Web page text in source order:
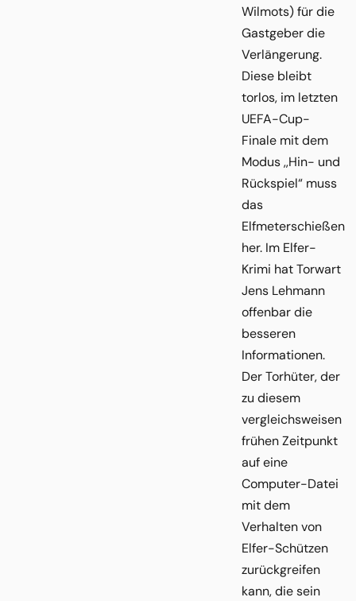
Wilmots) für die
Gastgeber die
Verlängerung.
Diese bleibt
torlos, im letzten
UEFA-Cup-
Finale mit dem
Modus ,,Hin- und
Rückspiel“ muss
das
Elfmeterschießen
her. Im Elfer-
Krimi hat Torwart
Jens Lehmann
offenbar die
besseren
Informationen.
Der Torhüter, der
zu diesem
vergleichsweisen
frühen Zeitpunkt
auf eine
Computer-Datei
mit dem
Verhalten von
Elfer-Schützen
zurückgreifen
kann, die sein